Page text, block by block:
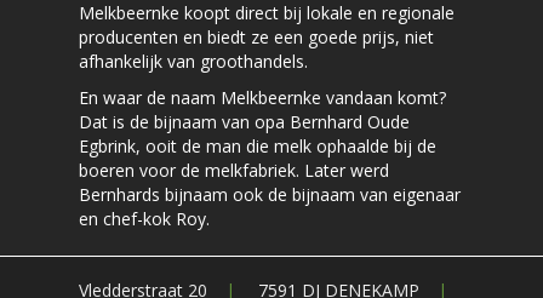
Melkbeernke koopt direct bij lokale en regionale
producenten en biedt ze een goede prijs, niet
afhankelijk van groothandels.
En waar de naam Melkbeernke vandaan komt?
Dat is de bijnaam van opa Bernhard Oude
Egbrink, ooit de man die melk ophaalde bij de
boeren voor de melkfabriek. Later werd
Bernhards bijnaam ook de bijnaam van eigenaar
en chef-kok Roy.
Vledderstraat 20 | 7591 DJ DENEKAMP |